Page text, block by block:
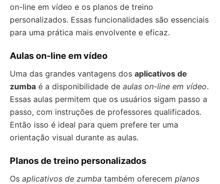
on-line em vídeo e os planos de treino
personalizados. Essas funcionalidades são essenciais
para uma prática mais envolvente e eficaz.
Aulas on-line em vídeo
Uma das grandes vantagens dos aplicativos de
zumba é a disponibilidade de aulas on-line em vídeo.
Essas aulas permitem que os usuários sigam passo a
passo, com instruções de professores qualificados.
Então isso é ideal para quem prefere ter uma
orientação visual durante as aulas.
Planos de treino personalizados
Os aplicativos de zumba também oferecem planos